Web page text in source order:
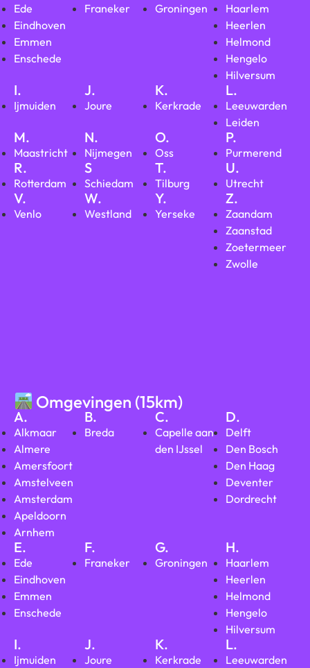
Ede
Eindhoven
Emmen
Enschede
Franeker Groningen
Haarlem
Heerlen
Helmond
Hengelo
Hilversum
I.
Ijmuiden
J.
Joure
K.
Kerkrade
L.
Leeuwarden
Leiden
M.
Maastricht
N.
Nijmegen
O.
Oss
P.
Purmerend
R.
Rotterdam
S
Schiedam
T.
Tilburg
U.
Utrecht
V.
Venlo
W.
Westland
Y.
Yerseke
Z.
Zaandam
Zaanstad
Zoetermeer
Zwolle
Omgevingen (15km)
A.
Alkmaar
Almere
Amersfoort
Amstelveen
Amsterdam
Apeldoorn
Arnhem
B.
Breda
C.
Capelle aan
den IJssel
D.
Delft
Den Bosch
Den Haag
Deventer
Dordrecht
E.
Ede
Eindhoven
Emmen
Enschede
F.
Franeker
G.
Groningen
H.
Haarlem
Heerlen
Helmond
Hengelo
Hilversum
I.
Ijmuiden
J.
Joure
K.
Kerkrade
L.
Leeuwarden